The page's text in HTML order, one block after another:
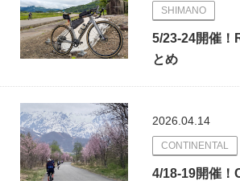
SHIMANO
5/23-24開催！
とめ
2026.04.14
CONTINENTAL
4/18-19開催！